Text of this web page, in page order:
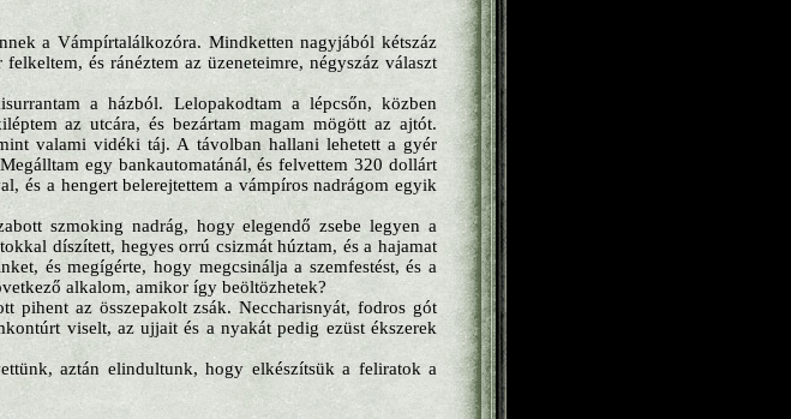
a Vámpírtalálkozóra. Mindketten nagyjából kétszáz
és ránéztem az üzeneteimre, négyszáz választ
a házból. Lelopakodtam a lépcsőn, közben
az utcára, és bezártam magam mögött az ajtót.
valami vidéki táj. A távolban hallani lehetett a gyér
egy bankautomatánál, és felvettem 320 dollárt
és a hengert belerejtettem a vámpíros nadrágom egyik
szmoking nadrág, hogy elegendő zsebe legyen a
díszített, hegyes orrú csizmát húztam, és a hajamat
és megígérte, hogy megcsinálja a szemfestést, és a
alkalom, amikor így beöltözhetek?
pihent az összepakolt zsák. Neccharisnyát, fodros gót
viselt, az ujjait és a nyakát pedig ezüst ékszerek
aztán elindultunk, hogy elkészítsük a feliratok a